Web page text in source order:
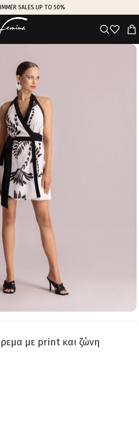
SALES UP TO 50%
με print και ζώνη